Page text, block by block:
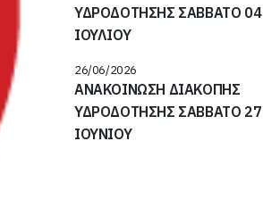
ΥΔΡΟΔΟΤΗΣΗΣ ΣΑΒΒΑΤΟ 04
ΙΟΥΛΙΟΥ
ΑΝΑΚΟΙΝΩΣΗ ΔΙΑΚΟΠΗΣ
ΥΔΡΟΔΟΤΗΣΗΣ ΣΑΒΒΑΤΟ 27
ΙΟΥΝΙΟΥ
26/06/2026